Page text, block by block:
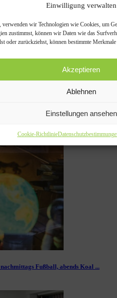
Einwilligung verwalten
wir Technologien wie Cookies, um
zustimmst, können wir Daten wie das
oder zurückziehst, können bestimmte
Akzeptieren
Ablehnen
Einstellungen ansehen
Cookie-Richtlinie
Fußball, abends Koal ...